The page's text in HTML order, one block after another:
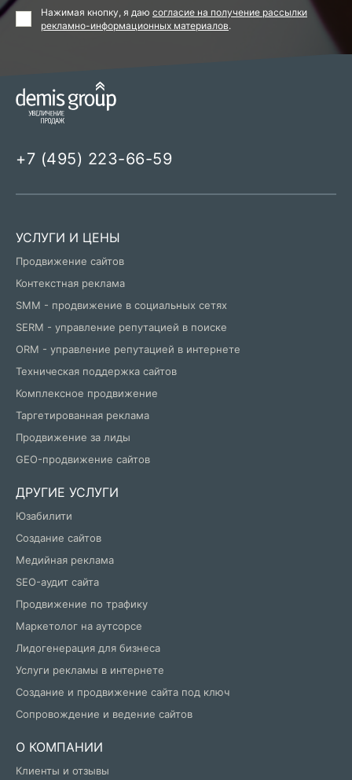
Нажимая кнопку, я даю согласие на получение рассылки
рекламно-информационных материалов.
+7 (495) 223-66-59
УСЛУГИ И ЦЕНЫ
Продвижение сайтов
Контекстная реклама
SMM - продвижение в социальных сетях
SERM - управление репутацией в поиске
ORM - управление репутацией в интернете
Техническая поддержка сайтов
Комплексное продвижение
Таргетированная реклама
Продвижение за лиды
GEO-продвижение сайтов
ДРУГИЕ УСЛУГИ
Юзабилити
Создание сайтов
Медийная реклама
SEO-аудит сайта
Продвижение по трафику
Маркетолог на аутсорсе
Лидогенерация для бизнеса
Услуги рекламы в интернете
Создание и продвижение сайта под ключ
Сопровождение и ведение сайтов
О КОМПАНИИ
Клиенты и отзывы